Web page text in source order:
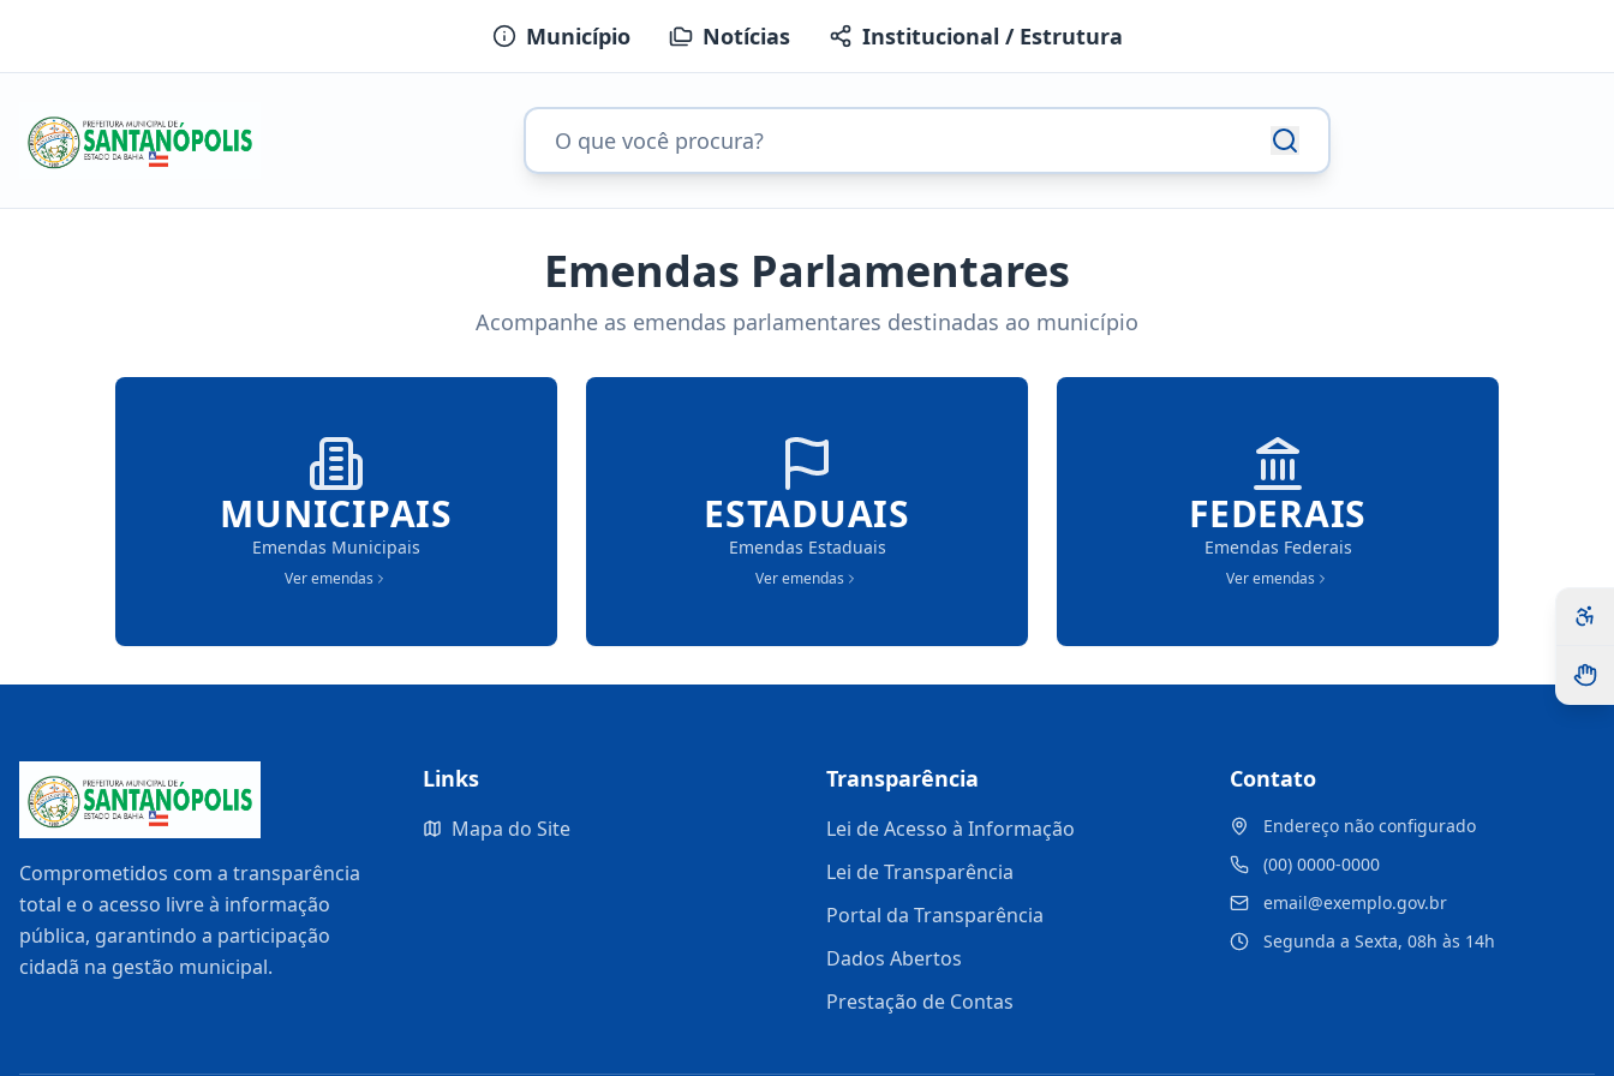
Município Notícias Institucional / Estrutura
Emendas Parlamentares
Acompanhe as emendas parlamentares destinadas ao município
MUNICIPAIS
Emendas Municipais
Ver emendas
ESTADUAIS
Emendas Estaduais
Ver emendas
FEDERAIS
Emendas Federais
Ver emendas
Comprometidos com a transparência
total e o acesso livre à informação
pública, garantindo a participação
cidadã na gestão municipal.
Links
Mapa do Site
Transparência
Lei de Acesso à Informação
Lei de Transparência
Portal da Transparência
Dados Abertos
Prestação de Contas
Contato
Endereço não configurado
(00) 0000-0000
email@exemplo.gov.br
Segunda a Sexta, 08h às 14h